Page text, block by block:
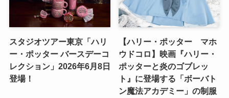
スタジオツアー東京「ハリ
ー・ポッター バースデーコ
レクション」2026年6月8日
登場！
【ハリー・ポッター マホ
ウドコロ】映画『ハリー・
ポッターと炎のゴブレッ
ト』に登場する「ボーバト
ン魔法アカデミー」の制服